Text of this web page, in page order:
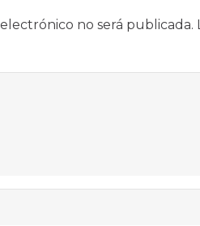
no será publicada.